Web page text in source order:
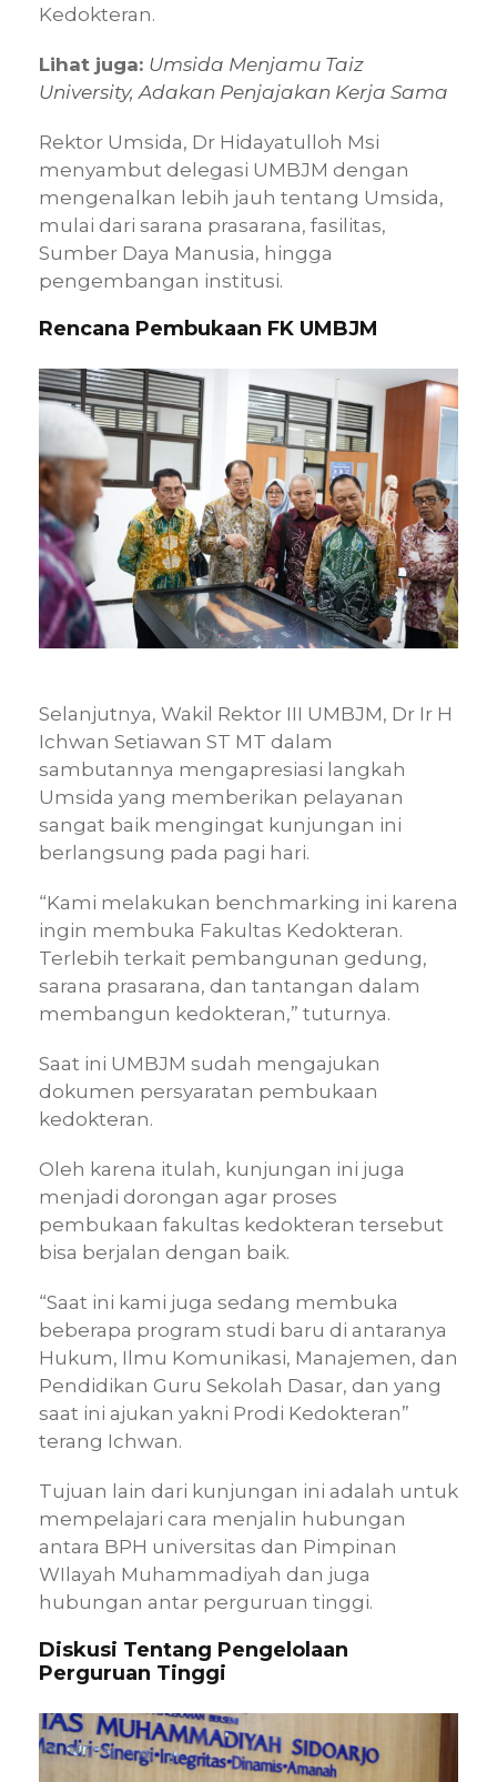
Kedokteran.
Lihat juga: Umsida Menjamu Taiz
University, Adakan Penjajakan Kerja Sama
Rektor Umsida, Dr Hidayatulloh Msi
menyambut delegasi UMBJM dengan
mengenalkan lebih jauh tentang Umsida,
mulai dari sarana prasarana, fasilitas,
Sumber Daya Manusia, hingga
pengembangan institusi.
Rencana Pembukaan FK UMBJM
Selanjutnya, Wakil Rektor III UMBJM, Dr Ir H
Ichwan Setiawan ST MT dalam
sambutannya mengapresiasi langkah
Umsida yang memberikan pelayanan
sangat baik mengingat kunjungan ini
berlangsung pada pagi hari.
“Kami melakukan benchmarking ini karena
ingin membuka Fakultas Kedokteran.
Terlebih terkait pembangunan gedung,
sarana prasarana, dan tantangan dalam
membangun kedokteran,” tuturnya.
Saat ini UMBJM sudah mengajukan
dokumen persyaratan pembukaan
kedokteran.
Oleh karena itulah, kunjungan ini juga
menjadi dorongan agar proses
pembukaan fakultas kedokteran tersebut
bisa berjalan dengan baik.
“Saat ini kami juga sedang membuka
beberapa program studi baru di antaranya
Hukum, Ilmu Komunikasi, Manajemen, dan
Pendidikan Guru Sekolah Dasar, dan yang
saat ini ajukan yakni Prodi Kedokteran”
terang Ichwan.
Tujuan lain dari kunjungan ini adalah untuk
mempelajari cara menjalin hubungan
antara BPH universitas dan Pimpinan
WIlayah Muhammadiyah dan juga
hubungan antar perguruan tinggi.
Diskusi Tentang Pengelolaan
Perguruan Tinggi